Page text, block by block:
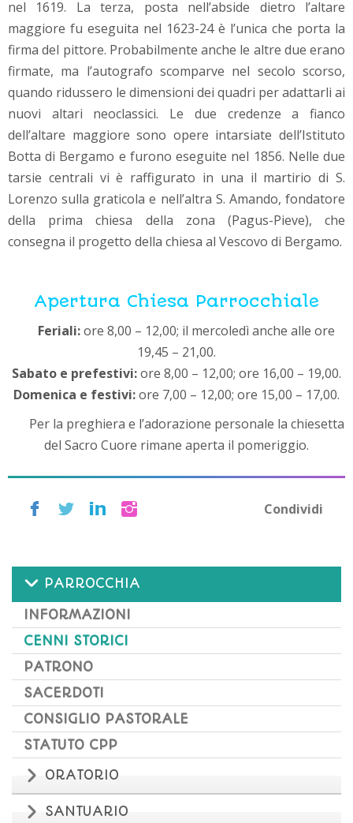
nel 1619. La terza, posta nell’abside dietro l’altare
maggiore fu eseguita nel 1623-24 è l’unica che porta la
firma del pittore. Probabilmente anche le altre due erano
firmate, ma l’autografo scomparve nel secolo scorso,
quando ridussero le dimensioni dei quadri per adattarli ai
nuovi altari neoclassici. Le due credenze a fianco
dell’altare maggiore sono opere intarsiate dell’Istituto
Botta di Bergamo e furono eseguite nel 1856. Nelle due
tarsie centrali vi è raffigurato in una il martirio di S.
Lorenzo sulla graticola e nell’altra S. Amando, fondatore
della prima chiesa della zona (Pagus-Pieve), che
consegna il progetto della chiesa al Vescovo di Bergamo.
Apertura Chiesa Parrocchiale
Feriali:ore 8,00 – 12,00; il mercoledì anche alle ore
19,45 – 21,00.
Sabato e prefestivi:ore 8,00 – 12,00; ore 16,00 – 19,00.
Domenica e festivi:ore 7,00 – 12,00; ore 15,00 – 17,00.
Per la preghiera e l’adorazione personale la chiesetta
del Sacro Cuore rimane aperta il pomeriggio.
Condividi
PARROCCHIA
INFORMAZIONI
CENNI STORICI
PATRONO
SACERDOTI
CONSIGLIO PASTORALE
STATUTO CPP
ORATORIO
SANTUARIO